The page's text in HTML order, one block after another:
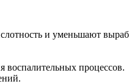
и уменьшают
процессов.